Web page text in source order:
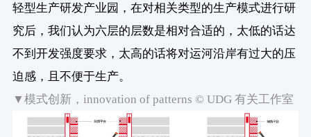
轻型生产研发产业园，在对相关类型的生产模式进行研
究后，我们认为六层的层数是相对合适的，太低的话达
不到开发强度要求，太高的话将对运河沿岸有过大的压
迫感，且不便于生产。
▼模式创新，innovation of patterns © UDG 有关工作室